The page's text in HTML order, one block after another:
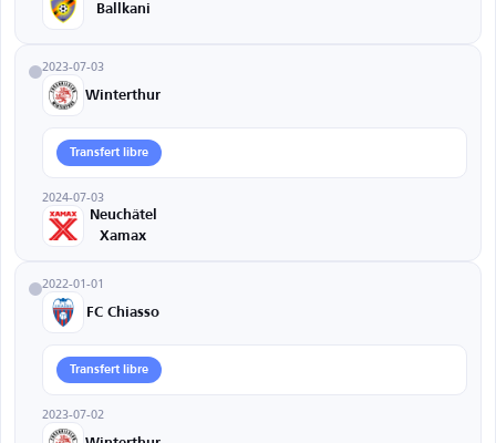
Ballkani
2023-07-03
Winterthur
Transfert libre
2024-07-03
Neuchâtel
Xamax
2022-01-01
FC Chiasso
Transfert libre
2023-07-02